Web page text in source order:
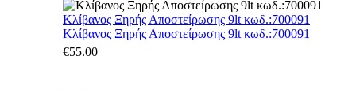
Κλίβανος Ξηρής Αποστείρωσης 9lt κωδ.:700091
Κλίβανος Ξηρής Αποστείρωσης 9lt κωδ.:700091
€55.00